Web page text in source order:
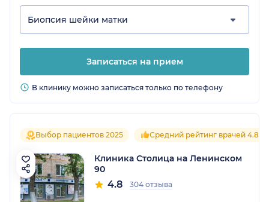
Биопсия шейки матки
Записаться на прием
В клинику можно записаться только по телефону
Выбор пациентов 2025 Средний рейтинг врачей 4.8
Клиника Столица на Ленинском
90
4.8 304 отзыва